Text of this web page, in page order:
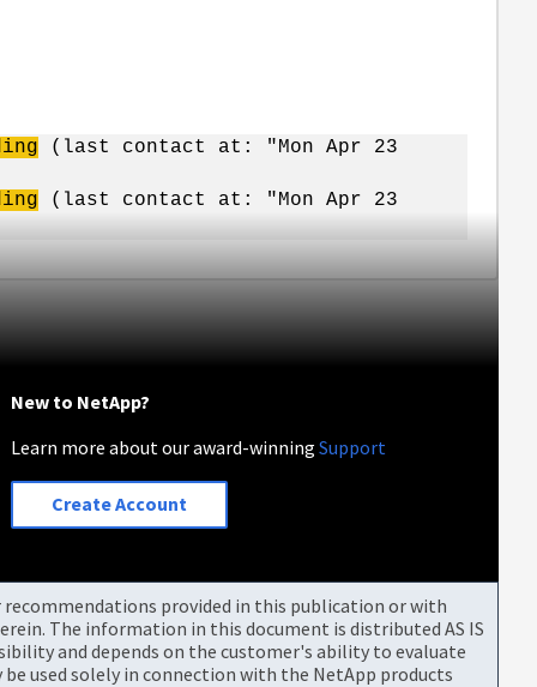
(last contact at: "Mon Apr 23
(last contact at: "Mon Apr 23
New to NetApp?
Learn more about our award-winningSupport
Create Account
provided in this publication or with
The information in this document is distributed AS IS
and depends on the customer's ability to evaluate
used solely in connection with the NetApp products